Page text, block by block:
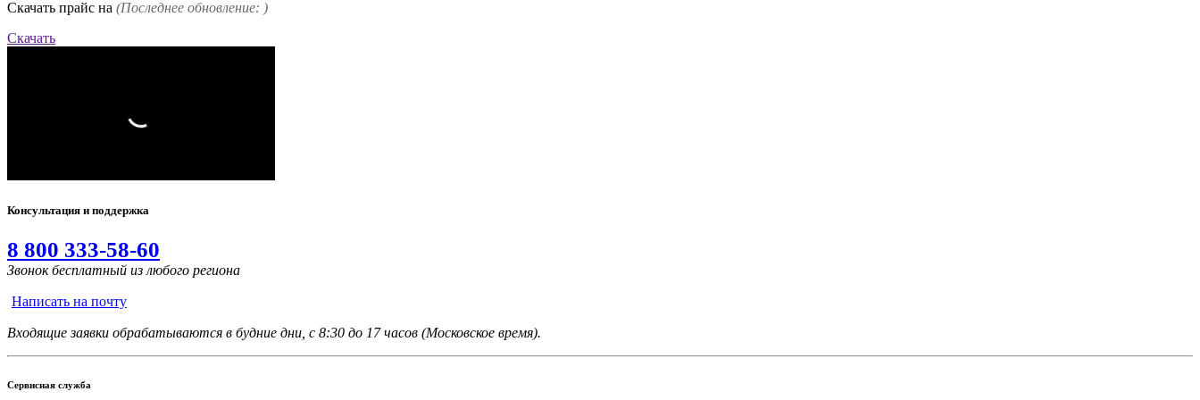
Скачать прайс на (Последнее обновление: )
Скачать
Консультация и поддержка
8 800 333-58-60
Звонок бесплатный из любого региона
Написать на почту
Входящие заявки обрабатываются в будние дни, с 8:30 до 17 часов (Московское время).
Сервисная служба